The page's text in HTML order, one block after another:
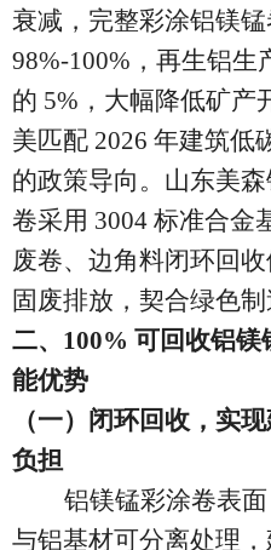
衰减，完整彩涂铝镁
98%-100%，再生铝
的 5%，大幅降低矿产
美匹配 2026 年建筑低
的政策导向。山东美
卷采用 3004 标准合金
废卷、边角料闭环回
固废排放，契合绿色
二、 100% 可回收铝
能优势
（一）闭环回收，实
负担
铝镁锰彩涂卷表面
与铝基材可分离处理